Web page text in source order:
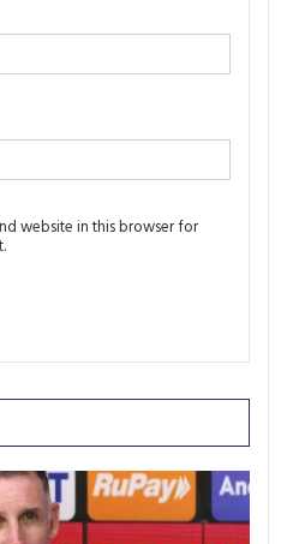
website in this browser for